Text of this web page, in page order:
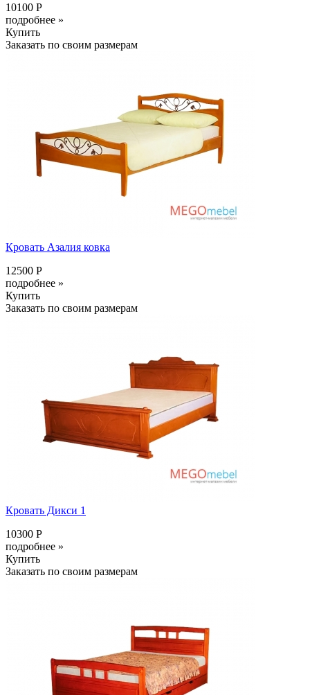
10100 Р
подробнее »
Купить
Заказать по своим размерам
Кровать Азалия ковка
12500 Р
подробнее »
Купить
Заказать по своим размерам
Кровать Дикси 1
10300 Р
подробнее »
Купить
Заказать по своим размерам